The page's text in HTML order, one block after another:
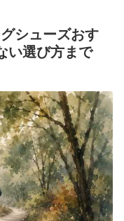
シューズおす
い選び方まで